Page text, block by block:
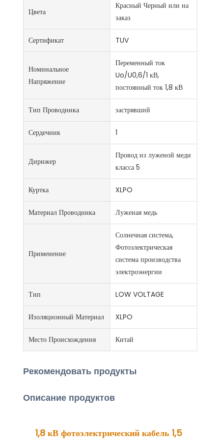
Цвета
Красный Черный или на
заказ
Сертификат TUV
Номинальное
Напряжение
Переменный ток
Uo/U0,6/1 кВ,
постоянный ток 1,8 кВ
Тип Проводника застрявший
Сердечник 1
Дирижер
Провод из луженой меди
класса 5
Куртка XLPO
Материал Проводника Луженая медь
Применение
Солнечная система,
Фотоэлектрическая
система производства
электроэнергии
Тип LOW VOLTAGE
Изоляционный Материал XLPO
Место Происхождения Китай
Рекомендовать продукты
Описание продуктов
1,8 кВ фотоэлектрический кабель 1,5